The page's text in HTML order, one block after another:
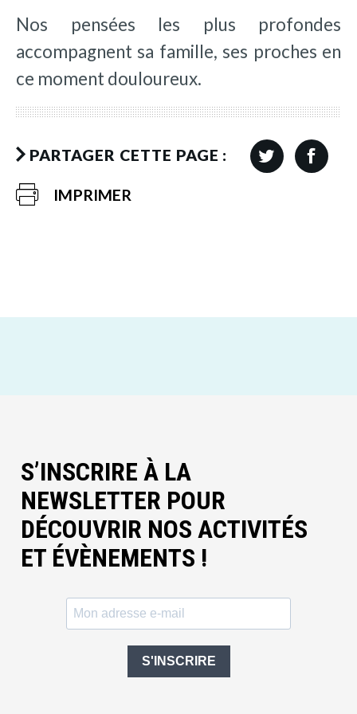
Nos pensées les plus profondes
accompagnent sa famille, ses proches en
ce moment douloureux.
PARTAGER CETTE PAGE :
IMPRIMER
S’INSCRIRE À LA
NEWSLETTER POUR
DÉCOUVRIR NOS ACTIVITÉS
ET ÉVÈNEMENTS !
S'INSCRIRE